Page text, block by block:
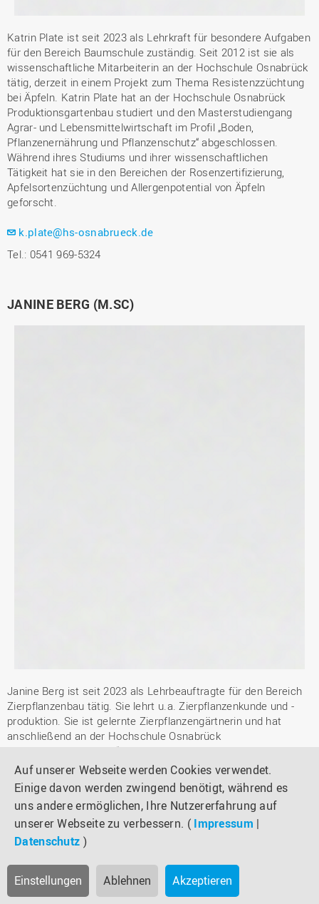
Auf unserer Webseite werden Cookies verwendet.
Einige davon werden zwingend benötigt, während es
uns andere ermöglichen, Ihre Nutzererfahrung auf
unserer Webseite zu verbessern. ( Impressum |
Datenschutz )
Einstellungen Ablehnen Akzeptieren
Katrin Plate ist seit 2023 als Lehrkraft für besondere Aufgaben
für den Bereich Baumschule zuständig. Seit 2012 ist sie als
wissenschaftliche Mitarbeiterin an der Hochschule Osnabrück
tätig, derzeit in einem Projekt zum Thema Resistenzzüchtung
bei Äpfeln. Katrin Plate hat an der Hochschule Osnabrück
Produktionsgartenbau studiert und den Masterstudiengang
Agrar- und Lebensmittelwirtschaft im Profil „Boden,
Pflanzenernährung und Pflanzenschutz“ abgeschlossen.
Während ihres Studiums und ihrer wissenschaftlichen
Tätigkeit hat sie in den Bereichen der Rosenzertifizierung,
Apfelsortenzüchtung und Allergenpotential von Äpfeln
geforscht.
k.plate@hs-osnabrueck.de
Tel.: 0541 969-5324
JANINE BERG (M.SC)
Janine Berg ist seit 2023 als Lehrbeauftragte für den Bereich
Zierpflanzenbau tätig. Sie lehrt u.a. Zierpflanzenkunde und -
produktion. Sie ist gelernte Zierpflanzengärtnerin und hat
anschließend an der Hochschule Osnabrück
„Produktionsgartenbau“ studiert. Im Masterstudium
„Angewandte Pflanzen- und Nutztierwissenschaften“ lag ihr
Schwerpunkt auf der Pflanzentechnologie und dem Gartenbau.
Seit 2018 erforscht sie als wissenschaftliche Mitarbeiterin die
Entwicklung eines hydroponischen Kultursystems für Pfeffer.
Janine.Berg@hs-osnabrueck.de
Tel.: 0541 969-5348